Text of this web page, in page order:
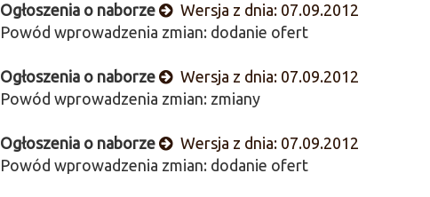
Ogłoszenia o naborze
Wersja z dnia: 07.09.2012
Powód wprowadzenia zmian: dodanie ofert
Ogłoszenia o naborze
Wersja z dnia: 07.09.2012
Powód wprowadzenia zmian: zmiany
Ogłoszenia o naborze
Wersja z dnia: 07.09.2012
Powód wprowadzenia zmian: dodanie ofert